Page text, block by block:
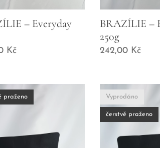
– Everyday
Kč
BRAZÍLIE –
250g
242,00Kč
praženo Vyprodáno
čerstvě praženo